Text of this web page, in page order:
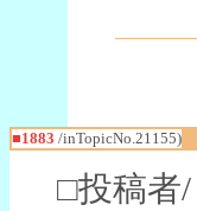
■1883 /inTopicNo.21155)
□投稿者/